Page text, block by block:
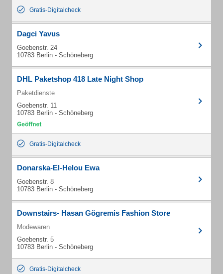
Gratis-Digitalcheck
Dagci Yavus
Goebenstr. 24
10783 Berlin - Schöneberg
DHL Paketshop 418 Late Night Shop
Paketdienste
Goebenstr. 11
10783 Berlin - Schöneberg
Gratis-Digitalcheck
Donarska-El-Helou Ewa
Goebenstr. 8
10783 Berlin - Schöneberg
Downstairs- Hasan Gögremis Fashion Store
Modewaren
Goebenstr. 5
10783 Berlin - Schöneberg
Gratis-Digitalcheck